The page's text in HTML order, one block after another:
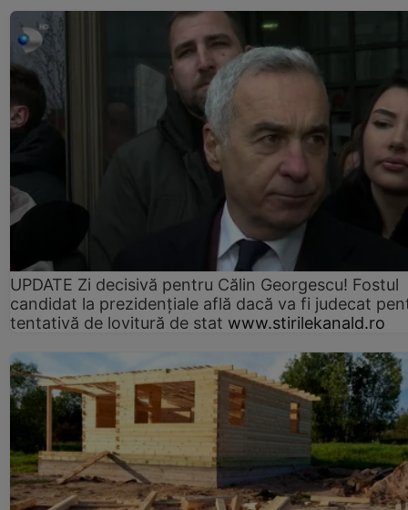
UPDATE Zi decisivă pentru Călin Georgescu! Fostul
candidat la prezidențiale află dacă va fi judecat
tentativă de lovitură de stat www.stirilekanald.ro